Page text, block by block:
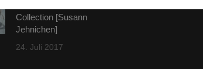
Collection [Susann
Jehnichen]
24. Juli 2017